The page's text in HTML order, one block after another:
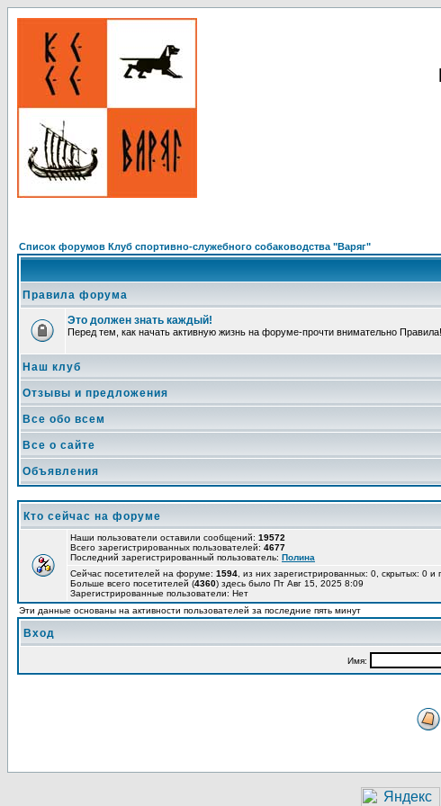
Список форумов Клуб спортивно-служебного собаководства "Варяг"
Правила форума
Это должен знать каждый!
Перед тем, как начать активную жизнь на форуме-прочти внимательно
Наш клуб
Отзывы и предложения
Все обо всем
Все о сайте
Объявления
Кто сейчас на форуме
Наши пользователи оставили сообщений: 19572
Всего зарегистрированных пользователей: 4677
Последний зарегистрированный пользователь: Полина
Сейчас посетителей на форуме: 1594 , из них зарегистрированных: 0, скрытых: 0
Больше всего посетителей (4360) здесь было Пт Авг 15, 2025 8:09
Зарегистрированные пользователи: Нет
Эти данные основаны на активности пользователей за последние пять минут
Вход
Имя: